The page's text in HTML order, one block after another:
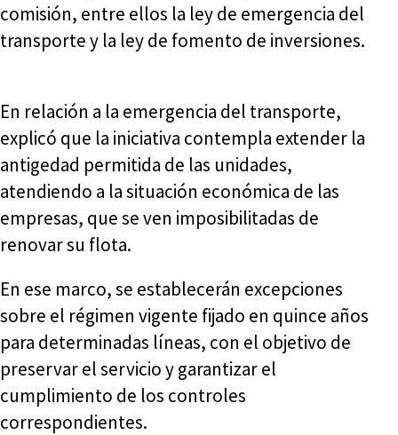
comisión, entre ellos la ley de emergencia del
transporte y la ley de fomento de inversiones.
En relación a la emergencia del transporte,
explicó que la iniciativa contempla extender la
antigedad permitida de las unidades,
atendiendo a la situación económica de las
empresas, que se ven imposibilitadas de
renovar su flota.
En ese marco, se establecerán excepciones
sobre el régimen vigente fijado en quince años
para determinadas líneas, con el objetivo de
preservar el servicio y garantizar el
cumplimiento de los controles
correspondientes.